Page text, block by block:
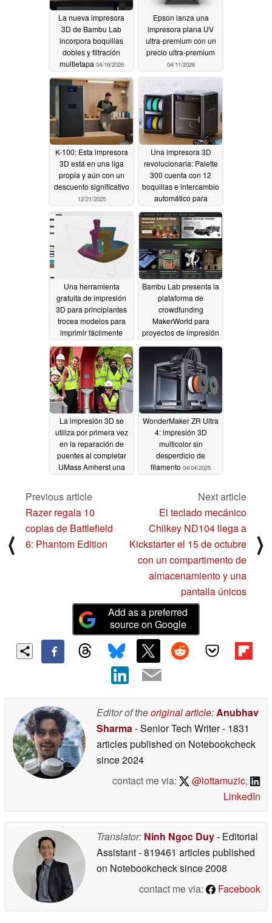
La nueva impresora
3D de Bambu Lab
incorpora boquillas
dobles y filtración
multietapa 04/16/2026
Epson lanza una
impresora plana UV
ultra-premium con un
precio ultra-premium
04/11/2026
K-100: Esta impresora
3D está en una liga
propia y aún con un
descuento significativo
12/21/2025
Una impresora 3D
revolucionaria: Palette
300 cuenta con 12
boquillas e intercambio
automático para
imprimir con docenas
de colores12/19/2025
Una herramienta
gratuita de impresión
3D para principiantes
trocea modelos para
imprimir fácilmente
grandes proyectos en
pequeñas impresoras
12/12/2025
Bambu Lab presenta la
plataforma de
crowdfunding
MakerWorld para
proyectos de impresión
3D08/04/2025
La impresión 3D se
utiliza por primera vez
en la reparación de
puentes al completar
UMass Amherst una
WonderMaker ZR Ultra
4: impresión 3D
multicolor sin
desperdicio de
filamento 04/04/2025
⟨
Previous article
Razer regala 10
copias de Battlefield
6: Phantom Edition
Next article
El teclado mecánico
Chilkey ND104 llega a
Kickstarter el 15 de octubre
con un compartimento de
almacenamiento y una
pantalla únicos
⟩
Add as a preferred
source on Google
Editor of theoriginal article: Anubhav
Sharma - Senior Tech Writer- 1831
articles published on Notebookcheck
since 2024
contact me via:
@lottamuzic,
LinkedIn
Translator: Ninh Ngoc Duy- Editorial
Assistant- 819461 articles published
on Notebookchecksince 2008
contact me via:
Facebook